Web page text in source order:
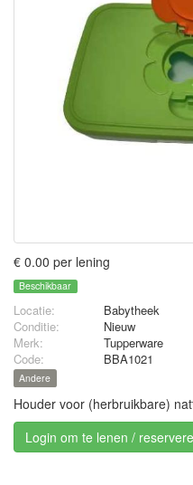
€ 0.00 per lening
Beschikbaar
Locatie:
Babytheek
Conditie:
Nieuw
Merk:
Tupperware
Code:
BBA1021
Andere
Houder voor (herbruikbare)
Login om te lenen /